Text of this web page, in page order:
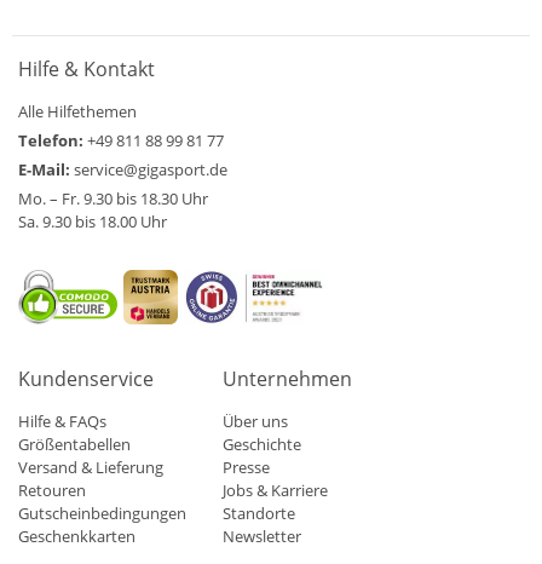
Hilfe & Kontakt
Alle Hilfethemen
Telefon: +49 811 88 99 81 77
E-Mail: service@gigasport.de
Mo. – Fr. 9.30 bis 18.30 Uhr
Sa. 9.30 bis 18.00 Uhr
Kundenservice
Hilfe & FAQs
Größentabellen
Versand & Lieferung
Retouren
Gutscheinbedingungen
Geschenkkarten
Unternehmen
Über uns
Geschichte
Presse
Jobs & Karriere
Standorte
Newsletter